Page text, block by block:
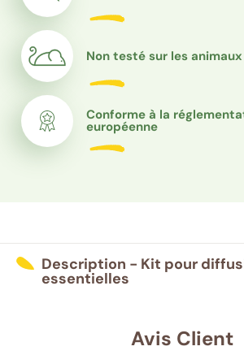
Non testé sur les animaux
Conforme à la
européenne
Description - Kit pour
essentielles
Avis Client